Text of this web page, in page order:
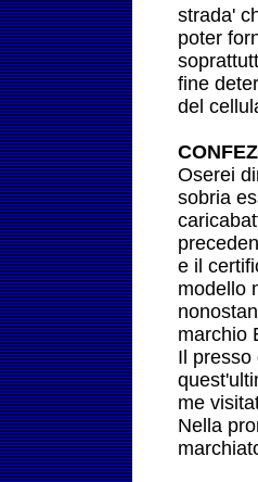
strada'
poter
fine
del
C
Oserei
sobria
e il
modello
marchio
Il presso
me
Nella